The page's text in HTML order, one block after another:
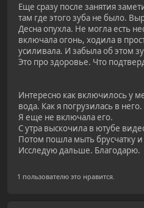
Еще сразу после занятия
там где этого зуба не было.
Десна опухла. Не могла есть
включала огонь, ходила в
усиливала. И забыла об этом
Это про здоровье. Что
Интересно как включилось у
вода. Как я погрузилась в него.
Я еще не включала его.
С утра выскочила в ютубе
Потом пошла мыть брусчатку
Исследую дальше. Благодарю.
1 пользователю это нравится.